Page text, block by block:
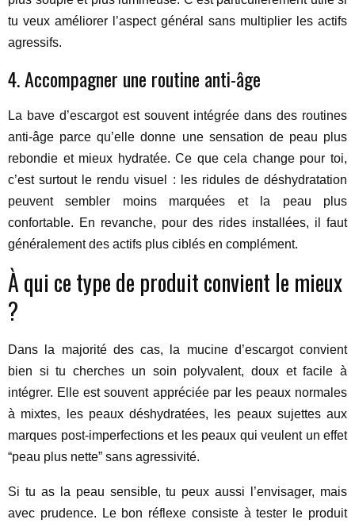
tu veux améliorer l’aspect général sans multiplier les actifs
agressifs.
4. Accompagner une routine anti-âge
La bave d’escargot est souvent intégrée dans des routines
anti-âge parce qu’elle donne une sensation de peau plus
rebondie et mieux hydratée. Ce que cela change pour toi,
c’est surtout le rendu visuel : les ridules de déshydratation
peuvent sembler moins marquées et la peau plus
confortable. En revanche, pour des rides installées, il faut
généralement des actifs plus ciblés en complément.
À qui ce type de produit convient le mieux
?
Dans la majorité des cas, la mucine d’escargot convient
bien si tu cherches un soin polyvalent, doux et facile à
intégrer. Elle est souvent appréciée par les peaux normales
à mixtes, les peaux déshydratées, les peaux sujettes aux
marques post-imperfections et les peaux qui veulent un effet
“peau plus nette” sans agressivité.
Si tu as la peau sensible, tu peux aussi l’envisager, mais
avec prudence. Le bon réflexe consiste à tester le produit